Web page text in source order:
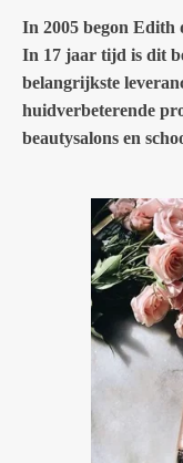
In 2005 begon Edith
In 17 jaar tijd is dit
belangrijkste
huidverbeterende
beautysalons en